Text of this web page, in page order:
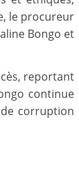
le procureur
Bongo et
reportant
continue
corruption